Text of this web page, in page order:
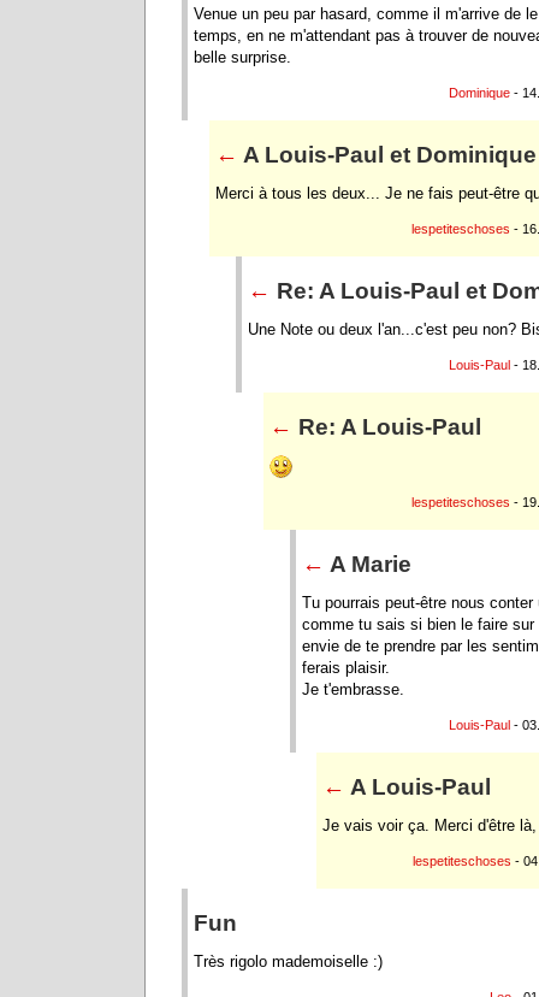
Venue un peu par hasard, comme il m'arrive de
temps, en ne m'attendant pas à trouver de
belle surprise.
Dominique -
← A Louis-Paul et Dominique
Merci à tous les deux... Je ne fais peut-être
lespetiteschoses -
← Re: A Louis-Paul et
Une Note ou deux l'an...c'est peu non?
Louis-Paul -
← Re: A Louis-Paul
lespetiteschoses -
← A Marie
Tu pourrais peut-être nous
comme tu sais si bien le faire sur
envie de te prendre par les
ferais plaisir.
Je t'embrasse.
Louis-Paul -
← A Louis-Paul
Je vais voir ça. Merci d'être
lespetiteschoses -
Fun
Très rigolo mademoiselle :)